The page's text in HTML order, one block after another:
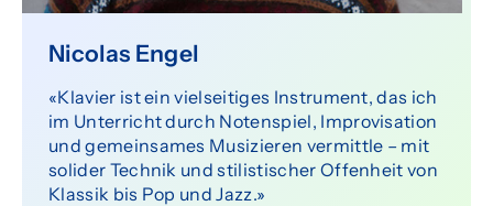
Nicolas Engel
«Klavier ist ein vielseitiges Instrument, das ich
im Unterricht durch Notenspiel, Improvisation
und gemeinsames Musizieren vermittle – mit
solider Technik und stilistischer Offenheit von
Klassik bis Pop und Jazz.»